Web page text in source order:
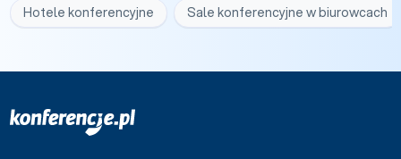
Hotele konferencyjne Sale konferencyjne w biurowcach